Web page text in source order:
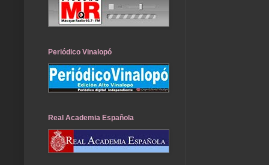
Periódico Vinalopó
Real Academia Española